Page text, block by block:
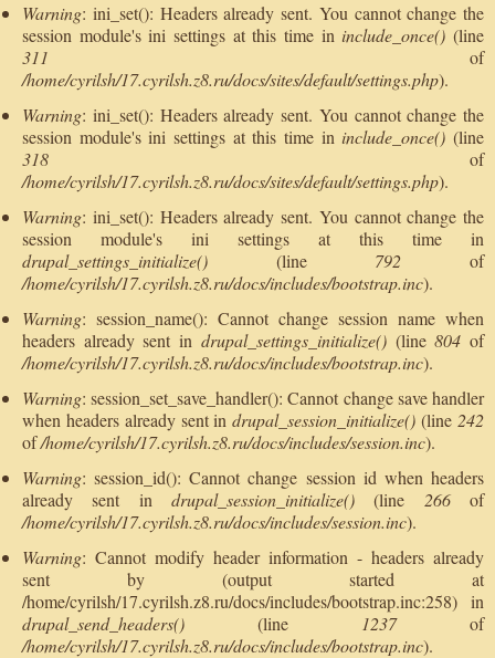
Warning: ini_set(): Headers already sent. You cannot change the
session module's ini settings at this time in include_once() (line
311 of
/home/cyrilsh/17.cyrilsh.z8.ru/docs/sites/default/settings.php).
Warning: ini_set(): Headers already sent. You cannot change the
session module's ini settings at this time in include_once() (line
318 of
/home/cyrilsh/17.cyrilsh.z8.ru/docs/sites/default/settings.php).
Warning: ini_set(): Headers already sent. You cannot change the
session module's ini settings at this time in
drupal_settings_initialize() (line 792 of
/home/cyrilsh/17.cyrilsh.z8.ru/docs/includes/bootstrap.inc).
Warning: session_name(): Cannot change session name when
headers already sent in drupal_settings_initialize()(line804 of
/home/cyrilsh/17.cyrilsh.z8.ru/docs/includes/bootstrap.inc).
Warning: session_set_save_handler(): Cannot change save handler
when headers already sent indrupal_session_initialize() (line 242
of/home/cyrilsh/17.cyrilsh.z8.ru/docs/includes/session.inc).
Warning: session_id(): Cannot change session id when headers
already sent in drupal_session_initialize() (line 266of
/home/cyrilsh/17.cyrilsh.z8.ru/docs/includes/session.inc).
Warning: Cannot modify header information - headers already
sent by (output started at
/home/cyrilsh/17.cyrilsh.z8.ru/docs/includes/bootstrap.inc:258) in
drupal_send_headers() (line 1237of
/home/cyrilsh/17.cyrilsh.z8.ru/docs/includes/bootstrap.inc).